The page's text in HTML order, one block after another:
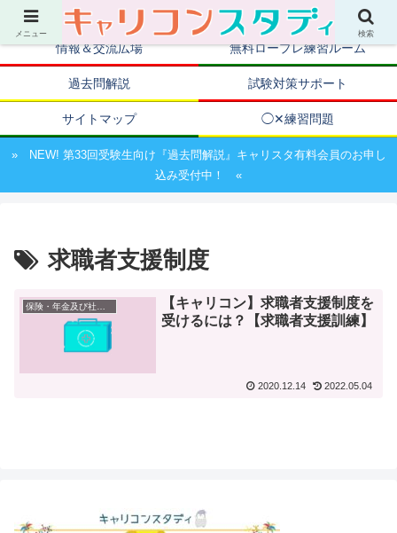
キャリアコンサルタント資格取得のための試験対策ポータルサイト
情報＆交流広場 無料ロープレ練習ルーム
過去問解説 試験対策サポート
サイトマップ ◯✕練習問題
» NEW! 第33回受験生向け『過去問解説』キャリスタ有料会員のお申し
込み受付中！ «
求職者支援制度
保険・年金及び社会保障制度
【キャリコン】求職者支援制度を
受けるには？【求職者支援訓練】
2020.12.14 2022.05.04
メニュー 検索